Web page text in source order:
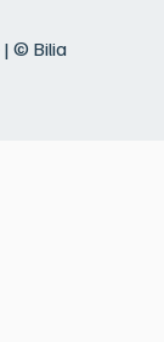
| © Bilia